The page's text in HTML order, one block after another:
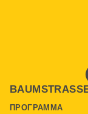
ΠΡΌΓΡΑΜΜΑ